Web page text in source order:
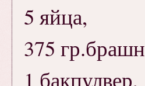
5 яйца,
375
1 бакпулвер,